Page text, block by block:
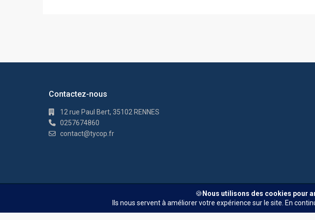
Contactez-nous
12 rue Paul Bert, 35102 RENNES
0257674860
contact@tycop.fr